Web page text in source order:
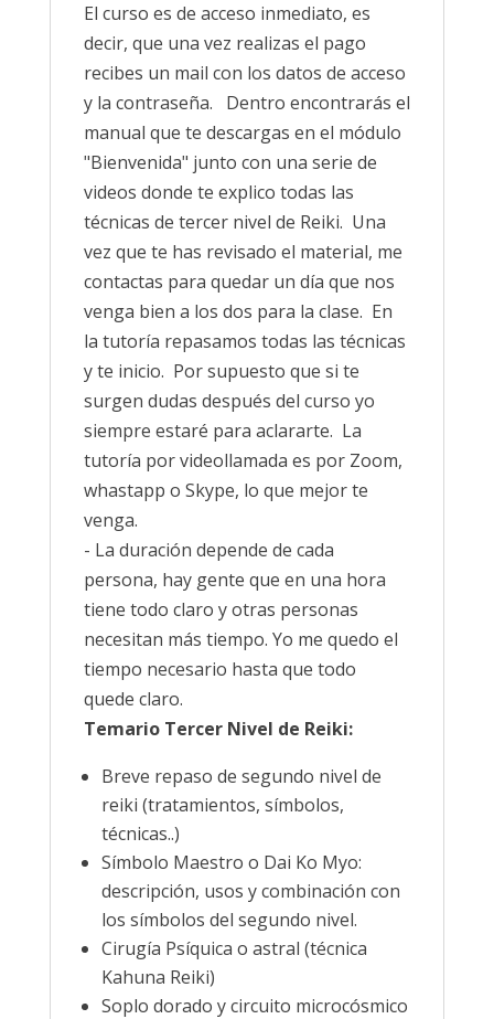
El curso es de acceso inmediato, es
decir, que una vez realizas el pago
recibes un mail con los datos de acceso
y la contraseña. Dentro encontrarás el
manual que te descargas en el módulo
"Bienvenida" junto con una serie de
videos donde te explico todas las
técnicas de tercer nivel de Reiki. Una
vez que te has revisado el material, me
contactas para quedar un día que nos
venga bien a los dos para la clase. En
la tutoría repasamos todas las técnicas
y te inicio. Por supuesto que si te
surgen dudas después del curso yo
siempre estaré para aclararte. La
tutoría por videollamada es por Zoom,
whastapp o Skype, lo que mejor te
venga.
- La duración depende de cada
persona, hay gente que en una hora
tiene todo claro y otras personas
necesitan más tiempo. Yo me quedo el
tiempo necesario hasta que todo
quede claro.
Temario Tercer Nivel de Reiki:
Breve repaso de segundo nivel de
reiki (tratamientos, símbolos,
técnicas..)
Símbolo Maestro o Dai Ko Myo:
descripción, usos y combinación con
los símbolos del segundo nivel.
Cirugía Psíquica o astral (técnica
Kahuna Reiki)
Soplo dorado y circuito microcósmico